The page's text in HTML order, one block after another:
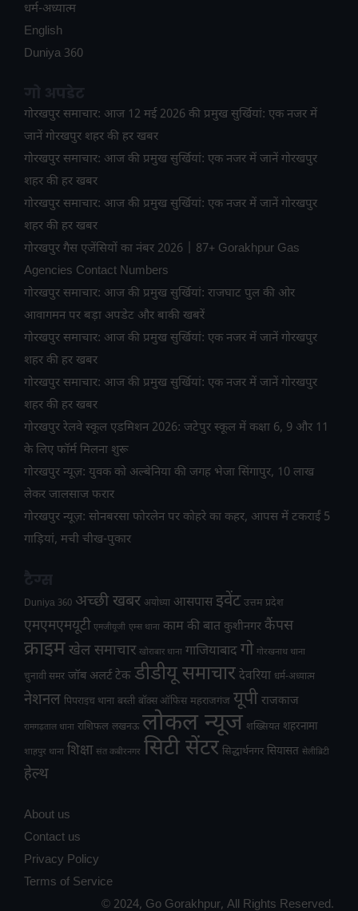
धर्म-अध्यात्म
English
Duniya 360
गोरखपुर समाचार: आज 12 मई 2026 की प्रमुख सुर्खियां: एक नजर में
जानें गोरखपुर शहर की हर खबर
गोरखपुर समाचार: आज की प्रमुख सुर्खियां: एक नजर में जानें गोरखपुर
शहर की हर खबर
गोरखपुर समाचार: आज की प्रमुख सुर्खियां: एक नजर में जानें गोरखपुर
शहर की हर खबर
गोरखपुर गैस एजेंसियों का नंबर 2026 | 87+ Gorakhpur Gas
Agencies Contact Numbers
गोरखपुर समाचार: आज की प्रमुख सुर्खियां: राजघाट पुल की ओर
आवागमन पर बड़ा अपडेट और बाकी खबरें
गोरखपुर समाचार: आज की प्रमुख सुर्खियां: एक नजर में जानें गोरखपुर
शहर की हर खबर
गोरखपुर समाचार: आज की प्रमुख सुर्खियां: एक नजर में जानें गोरखपुर
शहर की हर खबर
गोरखपुर रेलवे स्कूल एडमिशन 2026: जटेपुर स्कूल में कक्षा 6, 9 और 11
के लिए फॉर्म मिलना शुरू
गोरखपुर न्यूज़: युवक को अल्बेनिया की जगह भेजा सिंगापुर, 10 लाख
लेकर जालसाज फरार
गोरखपुर न्यूज़: सोनबरसा फोरलेन पर कोहरे का कहर, आपस में टकराईं 5
गाड़ियां, मची चीख-पुकार
Duniya 360 अच्छी खबर अयोध्या आसपास इवेंट उत्तम प्रदेश
एमएमएमयूटी एमजीयूजी एम्स थाना काम की बात कुशीनगर कैंपस
क्राइमखेल समाचार खोराबार थाना गाजियाबादगो गोरखनाथ थाना
चुनावी समर जॉब अलर्ट टेक डीडीयू समाचार देवरिया धर्म-अध्यात्म
नेशनल पिपराइच थाना बस्ती बॉक्स ऑफिस महराजगंज यूपी राजकाज
रामगढ़ताल थाना राशिफल लखनऊ लोकल न्यूज शख्सियत शहरनामा
शाहपुर थाना शिक्षा संत कबीरनगर सिटी सेंटर सिद्धार्थनगर सियासत सेलीब्रिटी
हेल्थ
About us
Contact us
Privacy Policy
Terms of Service
© 2024, Go Gorakhpur, All Rights Reserved.